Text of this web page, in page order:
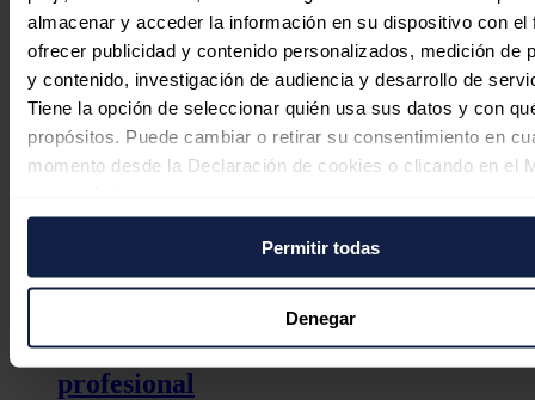
almacenar y acceder la información en su dispositivo con el
ofrecer publicidad y contenido personalizados, medición de
y contenido, investigación de audiencia y desarrollo de
Tiene la opción de seleccionar quién usa sus datos y con
propósitos. Puede cambiar o retirar su consentimiento en
momento desde la Declaración de cookies o clicando en el
Si lo permite, también quisiéramos:
Recopilar información sobre su ubicación geográfica
puede tener una precisión de varios metros
Identificar su dispositivo analizándolo activamente
características específicas (huellas digitales)
Permitir todas
Denegar
Galán (Iberdrola), Medalla de Oro de
los Cursos de la Granda en
reconocimiento a su trayectoria
profesional